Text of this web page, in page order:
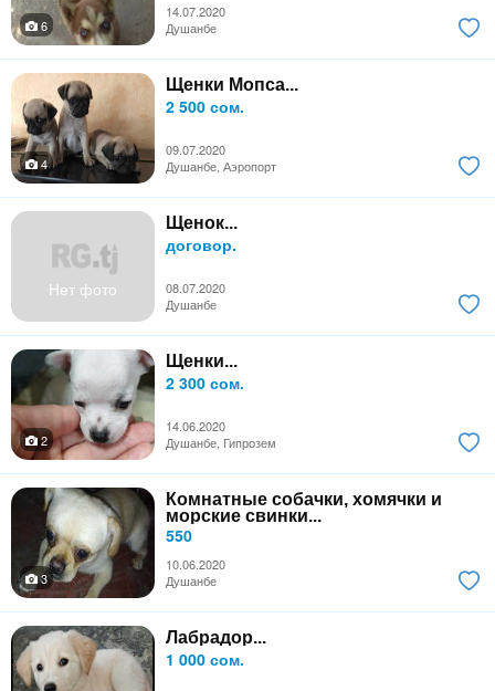
14.07.2020
6
Душанбе
Щенки Мопса...
2 500 сом.
09.07.2020
4
Душанбе, Аэропорт
Нет фото
Щенок...
договор.
08.07.2020
Душанбе
Щенки...
2 300 сом.
14.06.2020
2
Душанбе, Гипрозем
Комнатные собачки, хомячки и
морские свинки...
550
10.06.2020
3
Душанбе
Лабрадор...
1 000 сом.